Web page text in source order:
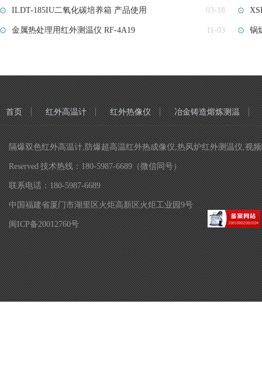
ILDT-185IU二氧化碳培养箱 产品使用 03-18
金属热处理用红外测温仪 RF-4A19 11-03 锅
首页 红外高温计 红外热像仪 冶金铸造熔炼测温
隔爆双色红外高温计,防爆超高温红外热成像仪,热风炉红外测温仪,视
Reserved 技术热线：180-5987-6689（微信同号）
联系电话：180-5987-6689
中国福建省厦门市湖里区火炬高新区火炬工业园9号
闽ICP备20012760号